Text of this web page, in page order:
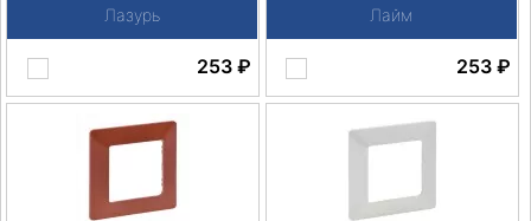
Лазурь
253₽
Лайм
253 ₽